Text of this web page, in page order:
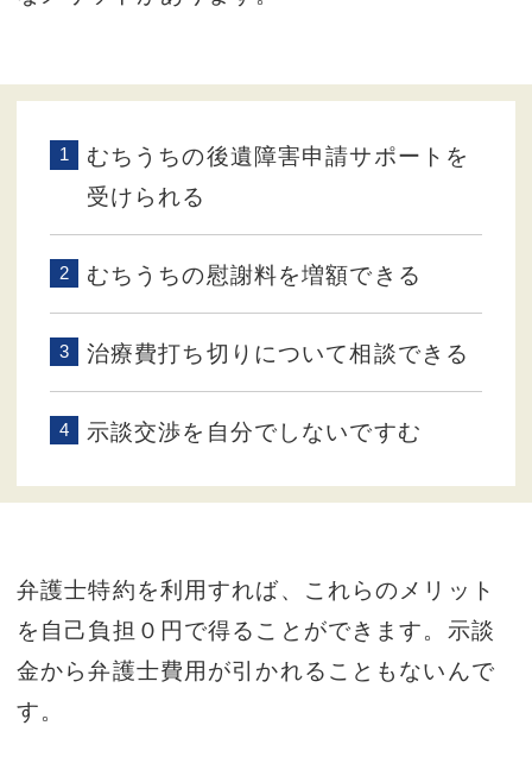
むちうちの後遺障害申請サポートを
受けられる
むちうちの慰謝料を増額できる
治療費打ち切りについて相談できる
示談交渉を自分でしないですむ
弁護士特約を利用すれば、これらのメリット
を自己負担０円で得ることができます。示談
金から弁護士費用が引かれることもないんで
す。